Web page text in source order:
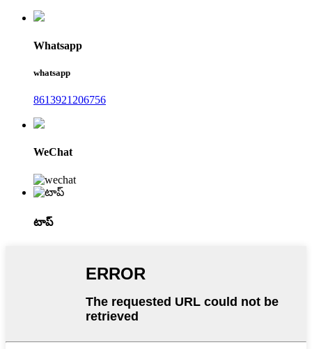
Whatsapp
whatsapp
8613921206756
WeChat
టాప్